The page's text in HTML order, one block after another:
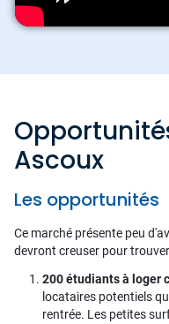
Ascoux
Les opportunités
Ce marché présente peu
devront creuser pour
200 étudiants à loger
locataires potentiels
rentrée. Les petites